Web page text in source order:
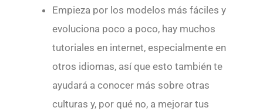
Empieza por los modelos más fáciles y
evoluciona poco a poco, hay muchos
tutoriales en internet, especialmente en
otros idiomas, así que esto también te
ayudará a conocer más sobre otras
culturas y, por qué no, a mejorar tus